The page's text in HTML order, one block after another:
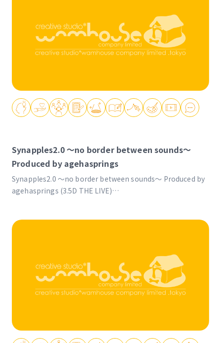
Synapples2.0 ～no border between sounds～
Produced by agehasprings
Synapples2.0 ～no border between sounds～ Produced by
agehasprings (3.5D THE LIVE)